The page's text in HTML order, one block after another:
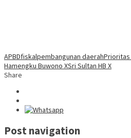
APBDfiskalpembangunan daerahPrioritas
Hamengku Buwono XSri Sultan HB X
Share
Post navigation